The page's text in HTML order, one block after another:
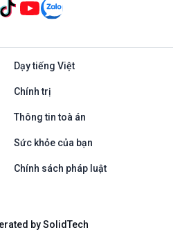
Dạy tiếng Việt
Chính trị
Thông tin toà án
Sức khỏe của bạn
Chính sách pháp luật
by SolidTech